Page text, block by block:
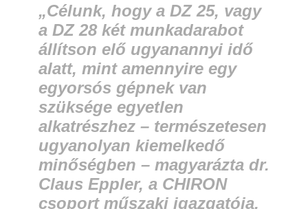
„Célunk, hogy a DZ 25, vagy
a DZ 28 két munkadarabot
állítson elő ugyanannyi idő
alatt, mint amennyire egy
egyorsós gépnek van
szüksége egyetlen
alkatrészhez – természetesen
ugyanolyan kiemelkedő
minőségben – magyarázta dr.
Claus Eppler, a CHIRON
csoport műszaki igazgatója.